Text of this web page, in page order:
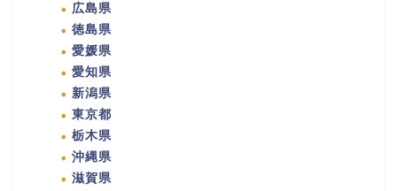
広島県
徳島県
愛媛県
愛知県
新潟県
東京都
栃木県
沖縄県
滋賀県